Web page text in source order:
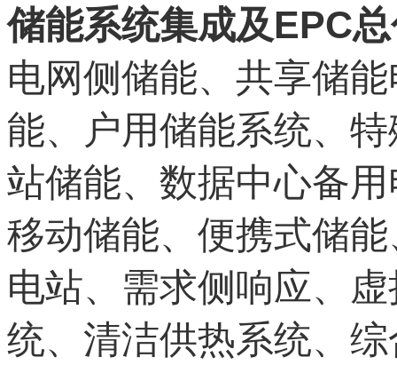
储能系统集成及EPC
电网侧储能、共享储
能、户用储能系统、
站储能、数据中心备
移动储能、便携式储
电站、需求侧响应、
统、清洁供热系统、